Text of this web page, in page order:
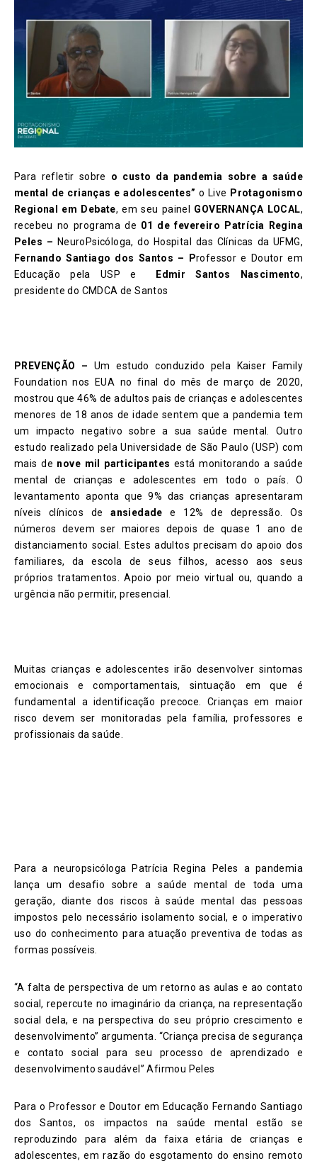
Para refletir sobre o custo da pandemia sobre a saúde
mental de crianças e adolescentes” o Live Protagonismo
Regional em Debate, em seu painel GOVERNANÇA LOCAL,
recebeu no programa de 01 de fevereiro Patrícia Regina
Peles – NeuroPsicóloga, do Hospital das Clínicas da UFMG,
Fernando Santiago dos Santos – Professor e Doutor em
Educação pela USP e
Edmir Santos Nascimento,
presidente do CMDCA de Santos
PREVENÇÃO –Um estudo conduzido pela Kaiser Family
Foundation nos EUA no final do mês de março de 2020,
mostrou que 46% de adultos pais de crianças e adolescentes
menores de 18 anos de idade sentem que a pandemia tem
um impacto negativo sobre a sua saúde mental. Outro
estudo realizado pela Universidade de São Paulo (USP) com
mais de nove mil participantes está monitorando a saúde
mental de crianças e adolescentes em todo o país. O
levantamento aponta que 9% das crianças apresentaram
níveis clínicos deansiedade e 12% de depressão. Os
números devem ser maiores depois de quase 1 ano de
distanciamento social. Estes adultos precisam do apoio dos
familiares, da escola de seus filhos, acesso aos seus
próprios tratamentos. Apoio por meio virtual ou, quando a
urgência não permitir, presencial.
Muitas crianças e adolescentes irão desenvolver sintomas
emocionais e comportamentais, sintuação em que é
fundamental a identificação precoce. Crianças em maior
risco devem ser monitoradas pela família, professores e
profissionais da saúde.
Para a neuropsicóloga Patrícia Regina Peles a pandemia
lança um desafio sobre a saúde mental de toda uma
geração, diante dos riscos à saúde mental das pessoas
impostos pelo necessário isolamento social, e o imperativo
uso do conhecimento para atuação preventiva de todas as
formas possíveis.
“A falta de perspectiva de um retorno as aulas e ao contato
social, repercute no imaginário da criança, na representação
social dela, e na perspectiva do seu próprio crescimento e
desenvolvimento” argumenta. “Criança precisa de segurança
e contato social para seu processo de aprendizado e
desenvolvimento saudável” Afirmou Peles
Para o Professor e Doutor em Educação Fernando Santiago
dos Santos, os impactos na saúde mental estão se
reproduzindo para além da faixa etária de crianças e
adolescentes, em razão do esgotamento do ensino remoto